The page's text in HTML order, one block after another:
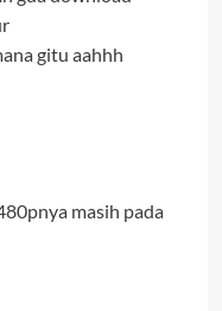
gitu aahhh
masih pada